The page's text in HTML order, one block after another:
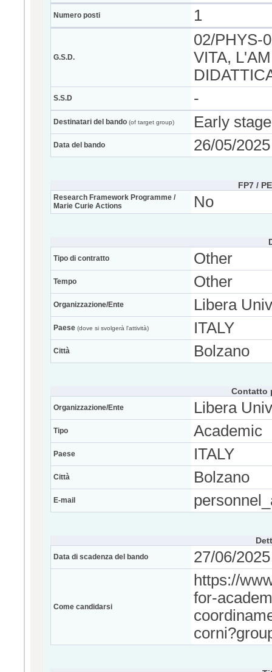
Numero posti 1
G.S.D.
02/PHYS-
VITA,
S.S.D -
Destinatari del bando (of target group) Early
Data del bando 26/05/2025
FP7 /
Research Framework Programme /
Marie Curie Actions
No
Tipo di contratto Other
Tempo Other
Organizzazione/Ente Libera
Paese (dove si svolgerà l'attività) ITALY
Città Bolzano
Contatto
Organizzazione/Ente Libera
Tipo Academic
Paese ITALY
Città Bolzano
E-mail
Data di scadenza del bando 27/06/
Come candidarsi
https://
for-